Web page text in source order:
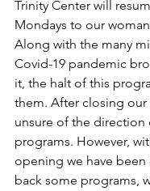
Trinity Center will
Mondays to our
Along with the many
Covid-19 pandemic
it, the halt of this
them. After closing our
unsure of the
programs. However,
opening we have
back some programs,